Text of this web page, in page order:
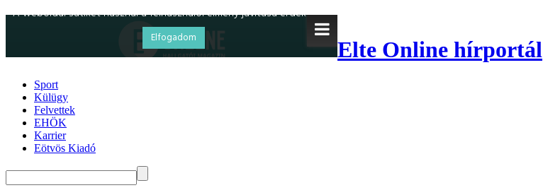
Elte Online hírportál
Sport
Külügy
Felvettek
EHÖK
Karrier
Eötvös Kiadó